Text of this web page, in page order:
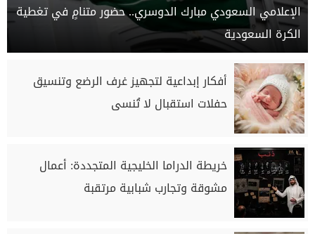
الإعلامي السعودي مبارك الدوسري.. حضور متنامٍ في تغطية
الكرة السعودية
أفكار إبداعية لتجهيز غرف الرضع وتنسيق
حفلات استقبال لا تُنسى
خريطة الدراما الخليجية المتجددة: أعمال
مشوقة وتجارب شبابية مرتقبة